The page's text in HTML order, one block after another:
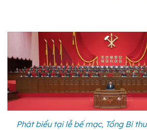
Phát biểu tại lễ bế mạc, Tổng Bí